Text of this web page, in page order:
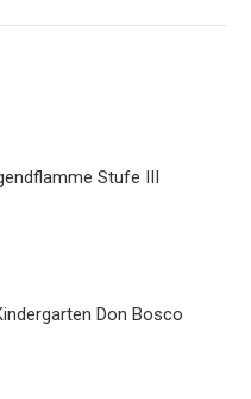
Stufe III
Don Bosco